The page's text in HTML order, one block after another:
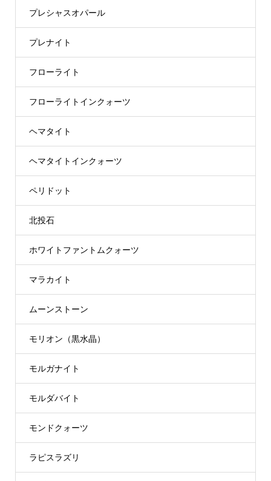
プレシャスオパール
プレナイト
フローライト
フローライトインクォーツ
ヘマタイト
ヘマタイトインクォーツ
ペリドット
北投石
ホワイトファントムクォーツ
マラカイト
ムーンストーン
モリオン（黒水晶）
モルガナイト
モルダバイト
モンドクォーツ
ラピスラズリ